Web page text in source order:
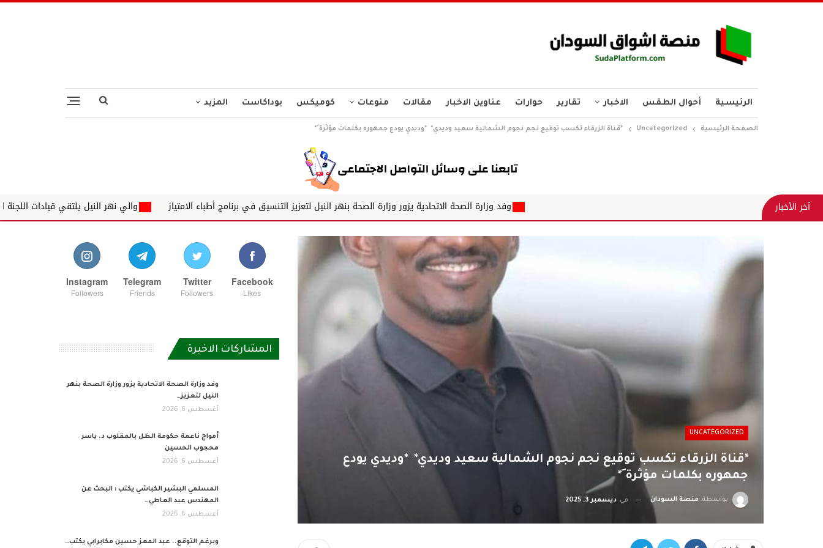
الرئيسية أحوال الطقس الاخبار تقارير حوارات عناوين الاخبار مقالات منوعات كوميكس بوداكاست المزيد
الصفحة الرئيسية Uncategorized *قناة الزرقاء تكسب توقيع نجم نجوم الشمالية سعيد وديدي* *وديدي يودع جمهوره بكلمات مؤثرة َ*
آخر الأخبار وفد وزارة الصحة الاتحادية يزور وزارة الصحة بنهر النيل لتعزيز التنسيق في برنامج أطباء الامتياز والي نهر النيل يلتقي قيادات اللجنة العليا والاسناد
UNCATEGORIZED
*قناة الزرقاء تكسب توقيع نجم نجوم الشمالية سعيد وديدي* *وديدي يودع
جمهوره بكلمات مؤثرة َ*
بواسطة منصة السودان في ديسمبر 3, 2025
Facebook
Likes
Twitter
Followers
Telegram
Friends
Instagram
Followers
المشاركات الاخيرة
وفد وزارة الصحة الاتحادية يزور وزارة الصحة بنهر
النيل لتعزيز…
أغسطس 6, 2026
أمواج ناعمة حكومة الظل بالمقلوب د. ياسر
محجوب الحسين
أغسطس 6, 2026
المسلمي البشير الكباشي يكتب : البحث عن
المهندس عبد العاطي…
أغسطس 6, 2026
وبرغم التوقع.. عبد المعز حسين مكابرابي يكتب…